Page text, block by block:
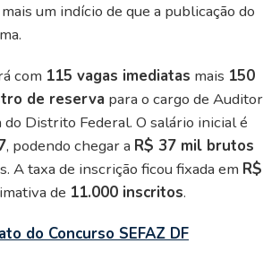
um indício de que a publicação do
com 115 vagas imediatas mais 150
de reserva para o cargo de Auditor
do Distrito Federal. O salário inicial é
, podendo chegar a R$ 37 mil brutos
A taxa de inscrição ficou fixada em R$
de 11.000 inscritos.
do Concurso SEFAZ DF